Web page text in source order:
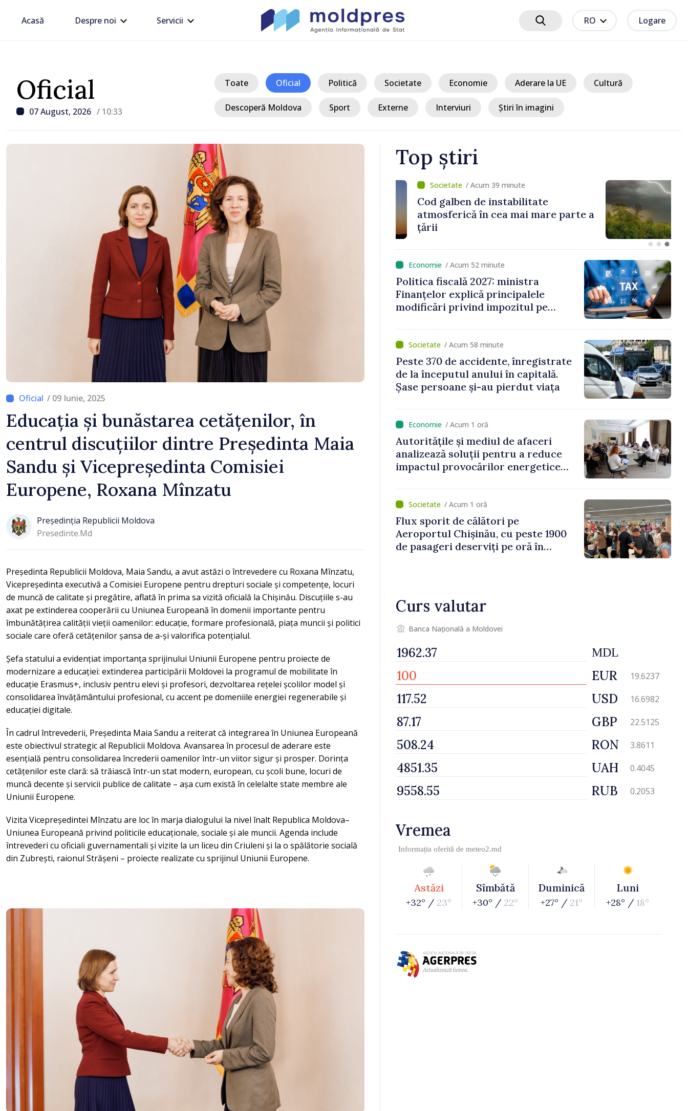
Acasă Despre noi Servicii RO Logare
Oficial
07 August, 2026 / 10:33
Toate Oficial Politică Societate Economie Aderare la UE Cultură
Descoperă Moldova Sport Externe Interviuri Știri în imagini
/ 09 Iunie, 2025
Educația și bunăstarea cetățenilor, în
centrul discuțiilor dintre Președinta Maia
Sandu și Vicepreședinta Comisiei
Europene, Roxana Mînzatu
Președinția Republicii Moldova
Presedinte.md
Președinta Republicii Moldova, Maia Sandu, a avut astăzi o întrevedere cu Roxana Mînzatu,
Vicepreședinta executivă a Comisiei Europene pentru drepturi sociale și competențe, locuri
de muncă de calitate și pregătire, aflată în prima sa vizită oficială la Chișinău. Discuțiile s-au
axat pe extinderea cooperării cu Uniunea Europeană în domenii importante pentru
îmbunătățirea calității vieții oamenilor: educație, formare profesională, piața muncii și politici
sociale care oferă cetățenilor șansa de a-și valorifica potențialul.
Șefa statului a evidențiat importanța sprijinului Uniunii Europene pentru proiecte de
modernizare a educației: extinderea participării Moldovei la programul de mobilitate în
educație Erasmus+, inclusiv pentru elevi și profesori, dezvoltarea rețelei școlilor model și
consolidarea învățământului profesional, cu accent pe domeniile energiei regenerabile și
educației digitale.
În cadrul întrevederii, Președinta Maia Sandu a reiterat că integrarea în Uniunea Europeană
este obiectivul strategic al Republicii Moldova. Avansarea în procesul de aderare este
esențială pentru consolidarea încrederii oamenilor într-un viitor sigur și prosper. Dorința
cetățenilor este clară: să trăiască într-un stat modern, european, cu școli bune, locuri de
muncă decente și servicii publice de calitate – așa cum există în celelalte state membre ale
Uniunii Europene.
Vizita Vicepreședintei Mînzatu are loc în marja dialogului la nivel înalt Republica Moldova–
Uniunea Europeană privind politicile educaționale, sociale și ale muncii. Agenda include
întrevederi cu oficiali guvernamentali și vizite la un liceu din Criuleni și la o spălătorie socială
din Zubrești, raionul Strășeni – proiecte realizate cu sprijinul Uniunii Europene.
Top știri
/ Acum 29 minute
VIDEO // Moldelectrica:
consumatorii finali nu au fost
afectați în urma avarierii Liniei
Bălți–Dnestrovsk. Lucrările de
reparație vor fi efectuate în regim
prioritar
/ Acum 39 minute
Cod galben de instabilitate
atmosferică în cea mai mare parte a
țării
/ Acum 52 minute
Politica fiscală 2027: ministra
Finanțelor explică principalele
modificări privind impozitul pe
/ Acum 58 minute
Peste 370 de accidente, înregistrate
de la începutul anului în capitală.
Șase persoane și-au pierdut viața
/ Acum 1 oră
Autoritățile și mediul de afaceri
analizează soluții pentru a reduce
impactul provocărilor energetice
/ Acum 1 oră
Flux sporit de călători pe
Aeroportul Chișinău, cu peste 1900
de pasageri deserviți pe oră în
Curs valutar
Banca Națională a Moldovei
MDL
EUR 19.6237
USD 16.6982
GBP 22.5125
RON 3.8611
UAH 0.4045
RUB 0.2053
Vremea
Informația oferită de meteo2.md
Astăzi
+32° / 23°
Sîmbătă
+30° / 22°
Duminică
+27° / 21°
Luni
+28° / 18°